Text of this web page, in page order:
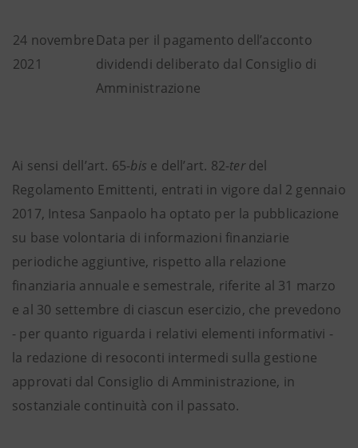
24 novembre
2021
Data per il pagamento dell’acconto
dividendi deliberato dal Consiglio di
Amministrazione
Ai sensi dell’art. 65-bis e dell’art. 82-terdel
Regolamento Emittenti, entrati in vigore dal 2 gennaio
2017, Intesa Sanpaolo ha optato per la pubblicazione
su base volontaria di informazioni finanziarie
periodiche aggiuntive, rispetto alla relazione
finanziaria annuale e semestrale, riferite al 31 marzo
e al 30 settembre di ciascun esercizio, che prevedono
- per quanto riguarda i relativi elementi informativi -
la redazione di resoconti intermedi sulla gestione
approvati dal Consiglio di Amministrazione, in
sostanziale continuità con il passato.